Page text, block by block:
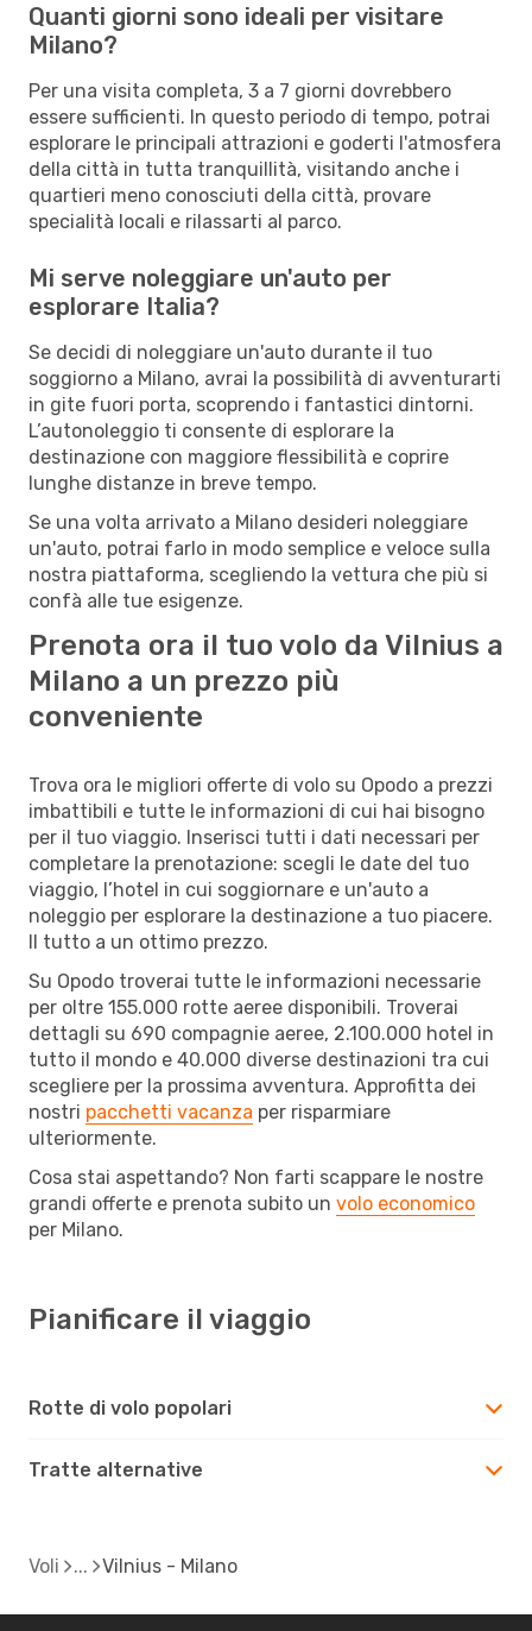
Quanti giorni sono ideali per visitare
Milano?
Per una visita completa, 3 a 7 giorni dovrebbero
essere sufficienti. In questo periodo di tempo, potrai
esplorare le principali attrazioni e goderti l'atmosfera
della città in tutta tranquillità, visitando anche i
quartieri meno conosciuti della città, provare
specialità locali e rilassarti al parco.
Mi serve noleggiare un'auto per
esplorare Italia?
Se decidi di noleggiare un'auto durante il tuo
soggiorno a Milano, avrai la possibilità di avventurarti
in gite fuori porta, scoprendo i fantastici dintorni.
L’autonoleggio ti consente di esplorare la
destinazione con maggiore flessibilità e coprire
lunghe distanze in breve tempo.
Se una volta arrivato a Milano desideri noleggiare
un'auto, potrai farlo in modo semplice e veloce sulla
nostra piattaforma, scegliendo la vettura che più si
confà alle tue esigenze.
Prenota ora il tuo volo da Vilnius a
Milano a un prezzo più
conveniente
Trova ora le migliori offerte di volo su Opodo a prezzi
imbattibili e tutte le informazioni di cui hai bisogno
per il tuo viaggio. Inserisci tutti i dati necessari per
completare la prenotazione: scegli le date del tuo
viaggio, l’hotel in cui soggiornare e un'auto a
noleggio per esplorare la destinazione a tuo piacere.
Il tutto a un ottimo prezzo.
Su Opodo troverai tutte le informazioni necessarie
per oltre 155.000 rotte aeree disponibili. Troverai
dettagli su 690 compagnie aeree, 2.100.000 hotel in
tutto il mondo e 40.000 diverse destinazioni tra cui
scegliere per la prossima avventura. Approfitta dei
nostri pacchetti vacanza per risparmiare
ulteriormente.
Cosa stai aspettando? Non farti scappare le nostre
grandi offerte e prenota subito un volo economico
per Milano.
Pianificare il viaggio
Rotte di volo popolari
Tratte alternative
Voli Vilnius - Milano